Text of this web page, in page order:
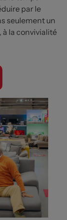
par le
seulement un
à la convivialité